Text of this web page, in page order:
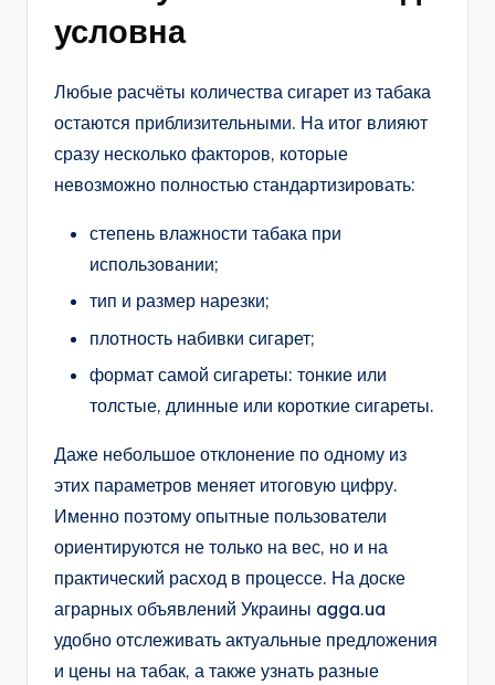
условна
Любые расчёты количества сигарет из табака
остаются приблизительными. На итог влияют
сразу несколько факторов, которые
невозможно полностью стандартизировать:
степень влажности табака при
использовании;
тип и размер нарезки;
плотность набивки сигарет;
формат самой сигареты: тонкие или
толстые, длинные или короткие сигареты.
Даже небольшое отклонение по одному из
этих параметров меняет итоговую цифру.
Именно поэтому опытные пользователи
ориентируются не только на вес, но и на
практический расход в процессе. На доске
аграрных объявлений Украины agga.ua
удобно отслеживать актуальные предложения
и цены на табак, а также узнать разные